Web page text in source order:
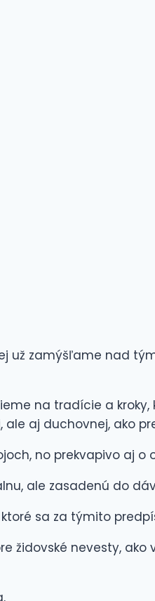
už zamýšľame nad
na tradície a
aj duchovnej, ako
no prekvapivo aj
ale zasadenú do
sa za týmito
židovské nevesty,